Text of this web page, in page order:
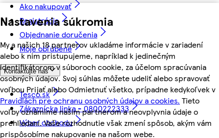
Nastavenia súkromia
My a našich 18 partnerov ukladáme informácie v zariadení
alebo k nim pristupujeme, napríklad k jedinečným
identifikátorom v súboroch cookie, za účelom spracúvania
osobných údajov. Svoj súhlas môžete udeliť alebo spravovať
voľbou Prijať alebo Odmietnuť všetko, prípadne kedykoľvek v
Pravidlách pre ochranu osobných údajov a cookies. Tieto
voľby oznámime našim partnerom a neovplyvnia údaje o
prehliadaní. Vaše rozhodnutie však zmení spôsob, akým vám
prispôsobíme nakupovanie na našom webe.
Ako nakupovať
Registrácia
Objednanie doručenia
Moje obľúbené
Kontaktujte nás
Tesco.sk
Zákaznícka linka - 0800222333
Výber obchodu